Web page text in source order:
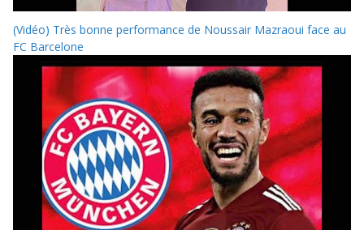
(Vidéo) Très bonne performance de Noussair Mazraoui face au
FC Barcelone